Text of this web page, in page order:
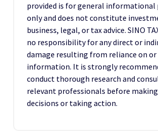
provided is for general informational
only and does not constitute
business, legal, or tax advice. SINO
no responsibility for any direct or
damage resulting from reliance on or
information. It is strongly
conduct thorough research and
relevant professionals before
decisions or taking action.